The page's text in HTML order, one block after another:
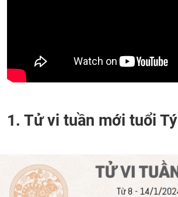
1. Tử vi tuần mới tuổi Tý